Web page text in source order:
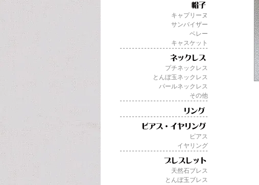
キャプリーヌ
サンバイザー
ベレー
キャスケット
プチネックレス
とんぼ玉ネックレス
パールネックレス
その他
ピアス
イヤリング
天然石ブレス
とんぼ玉ブレス